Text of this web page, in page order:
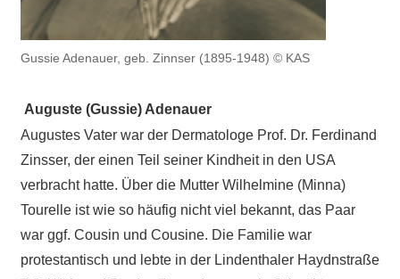
Gussie Adenauer, geb. Zinnser (1895-1948) © KAS
Auguste (Gussie) Adenauer
Augustes Vater war der Dermatologe Prof. Dr. Ferdinand
Zinsser, der einen Teil seiner Kindheit in den USA
verbracht hatte. Über die Mutter Wilhelmine (Minna)
Tourelle ist wie so häufig nicht viel bekannt, das Paar
war ggf. Cousin und Cousine. Die Familie war
protestantisch und lebte in der Lindenthaler Haydnstraße